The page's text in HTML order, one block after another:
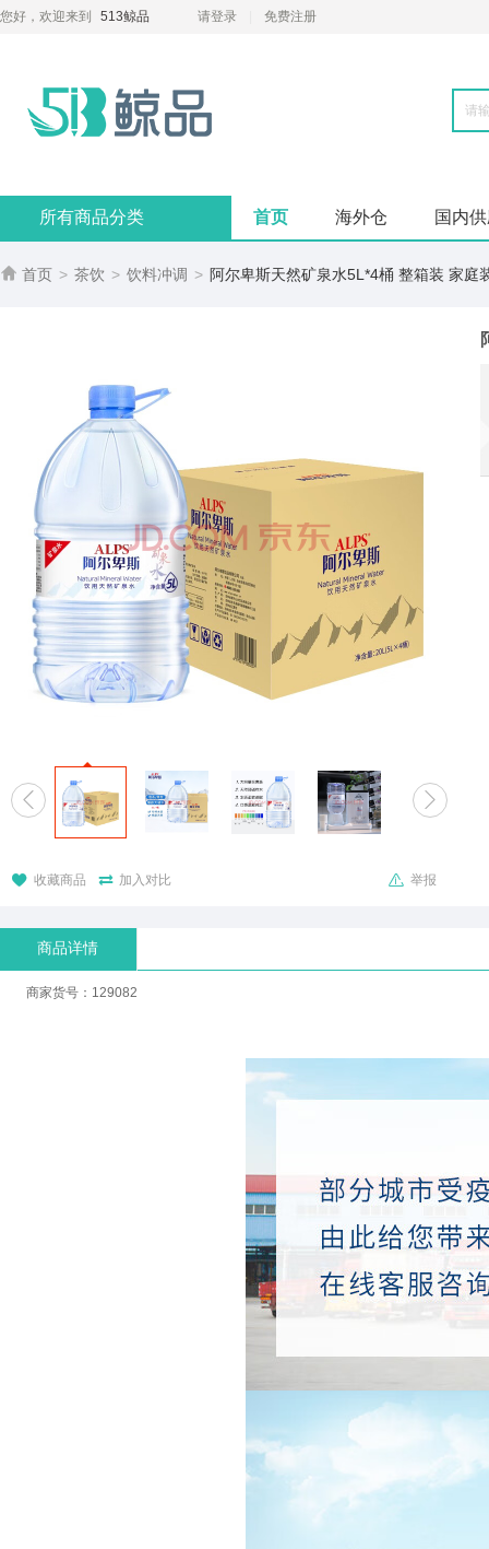
您好，欢迎来到 513鲸品 请登录 免费注册
所有商品分类 首页 海外仓 国内
 首页 > 茶饮 > 饮料冲调 > 阿尔卑斯天然矿泉水5L*4桶 整箱装 家庭
 
 收藏商品  加入对比  举报
商品详情
商家货号：129082